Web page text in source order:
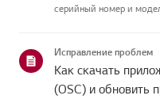
серийный номер и
руководство создано...
Исправление проблем
Как скачать
(OSC) и обновить